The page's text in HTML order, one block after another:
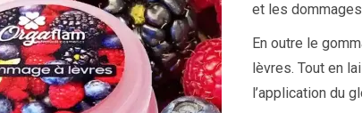
et les
En outre le
lèvres. Tout en
l’application du